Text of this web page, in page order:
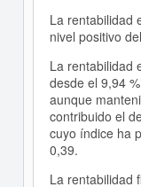
La rentabilidad
nivel positivo
La rentabilidad
desde el 9,94
aunque
contribuido el
cuyo índice ha
0,39.
La rentabilidad